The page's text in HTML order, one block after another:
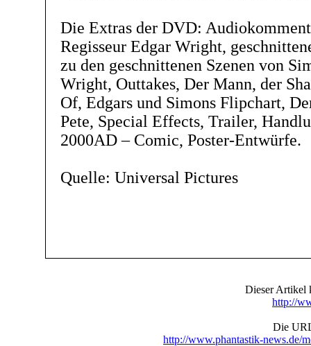
Die Extras der DVD:
Regisseur Edgar Wright,
zu den geschnittenen Szenen von
Wright, Outtakes, Der Mann, der
Of, Edgars und Simons Flipchart,
Pete, Special Effects, Trailer,
2000AD – Comic, Poster-Entwürfe.
Quelle: Universal Pictures
Dieser Artikel
http://
Die
http://www.phantastik-news.de/